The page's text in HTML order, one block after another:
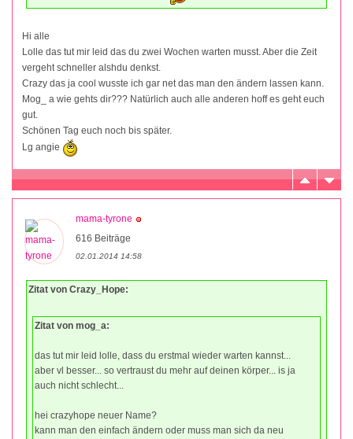
Hi alle
Lolle das tut mir leid das du zwei Wochen warten musst. Aber die Zeit
vergeht schneller alshdu denkst.
Crazy das ja cool wusste ich gar net das man den ändern lassen kann.
Mog_ a wie gehts dir??? Natürlich auch alle anderen hoff es geht euch
gut.
Schönen Tag euch noch bis später.
Lg angie
mama-tyrone
616 Beiträge
02.01.2014 14:58
Zitat von Crazy_Hope:
Zitat von mog_a:
das tut mir leid lolle, dass du erstmal wieder warten kannst...
aber vl besser... so vertraust du mehr auf deinen körper... is ja
auch nicht schlecht...
hei crazyhope neuer Name?
kann man den einfach ändern oder muss man sich da neu